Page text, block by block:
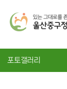
포토갤러리